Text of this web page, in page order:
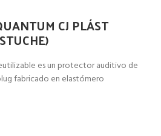
CJ PLÁST
es un protector auditivo de
fabricado en elastómero